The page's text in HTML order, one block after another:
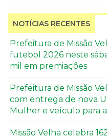
NOTÍCIAS RECENTES
Prefeitura de Missão
futebol 2026 neste
mil em premiações
Prefeitura de Missão
com entrega de nova
Mulher e veículo para
Missão Velha celebra